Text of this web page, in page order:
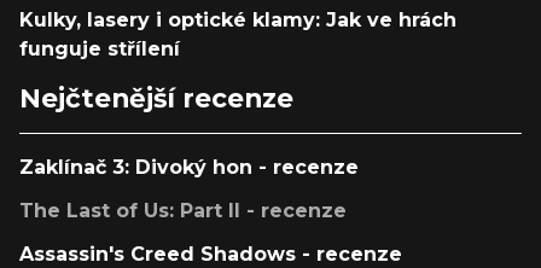
Kulky, lasery i optické klamy: Jak ve hrách
funguje střílení
Nejčtenější recenze
Zaklínač 3: Divoký hon - recenze
The Last of Us: Part II - recenze
Assassin's Creed Shadows - recenze